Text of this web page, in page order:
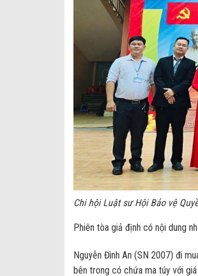
Chi hội Luật sư Hội Bảo vệ
Phiên tòa giả định có nội dung
Nguyễn Đình An (SN 2007) đi
bên trong có chứa ma túy với